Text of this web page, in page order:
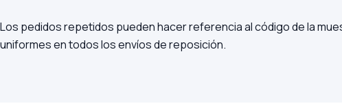
Los pedidos repetidos pueden hacer referencia al código de la
uniformes en todos los envíos de reposición.